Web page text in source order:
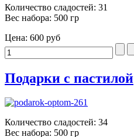
Количество сладостей: 31
Вес набора: 500 гр
Цена: 600 руб
Подарки с пастилой
Количество сладостей: 34
Вес набора: 500 гр